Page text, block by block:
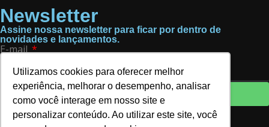
Utilizamos cookies para oferecer melhor
experiência, melhorar o desempenho, analisar
como você interage em nosso site e
personalizar conteúdo. Ao utilizar este site, você
Newsletter
Assine nossa newsletter para ficar por dentro de
novidades e lançamentos.
E-mail
Assinar
Ao assinar, você concorda com nossa Política de
Privacidadee fornece consentimento para receber